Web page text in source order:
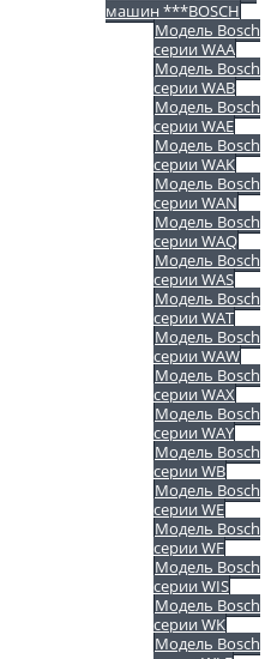
машин ***BOSCH
Модель Bosch
серии WAA
Модель Bosch
серии WAB
Модель Bosch
серии WAE
Модель Bosch
серии WAK
Модель Bosch
серии WAN
Модель Bosch
серии WAQ
Модель Bosch
серии WAS
Модель Bosch
серии WAT
Модель Bosch
серии WAW
Модель Bosch
серии WAX
Модель Bosch
серии WAY
Модель Bosch
серии WB
Модель Bosch
серии WE
Модель Bosch
серии WF
Модель Bosch
серии WIS
Модель Bosch
серии WK
Модель Bosch